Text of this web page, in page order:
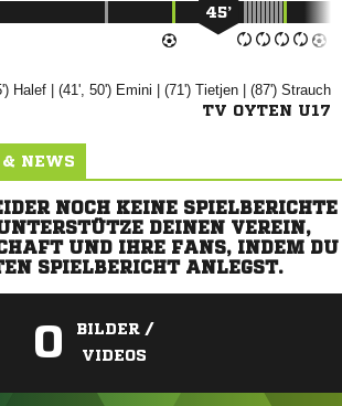
45’
 | (41', 50')  | (71')  | (87') 
TV OYTEN U17
& NEWS
NOCH KEINE SPIELBERICHTE
DEINEN VEREIN,
UND IHRE FANS, INDEM DU
SPIELBERICHT ANLEGST.
0
BILDER /
VIDEOS